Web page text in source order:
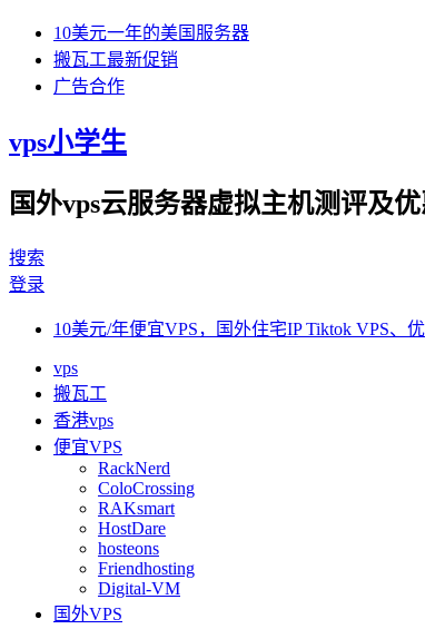
10美元一年的美国服务器
搬瓦工最新促销
广告合作
vps小学生
国外vps云服务器虚拟主机测评及
搜索
登录
10美元/年便宜VPS，国外住宅IP Tiktok VPS、
vps
搬瓦工
香港vps
便宜VPS
RackNerd
ColoCrossing
RAKsmart
HostDare
hosteons
Friendhosting
Digital-VM
国外VPS